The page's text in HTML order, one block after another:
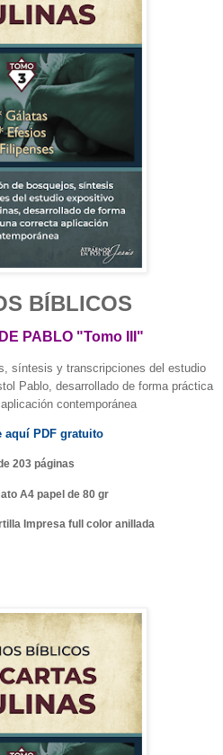
BÍBLICOS
PABLO "Tomo III"
síntesis y transcripciones del estudio
Pablo, desarrollado de forma práctica
contemporánea
aquí PDF gratuito
203 páginas
A4 papel de 80 gr
Impresa full color anillada